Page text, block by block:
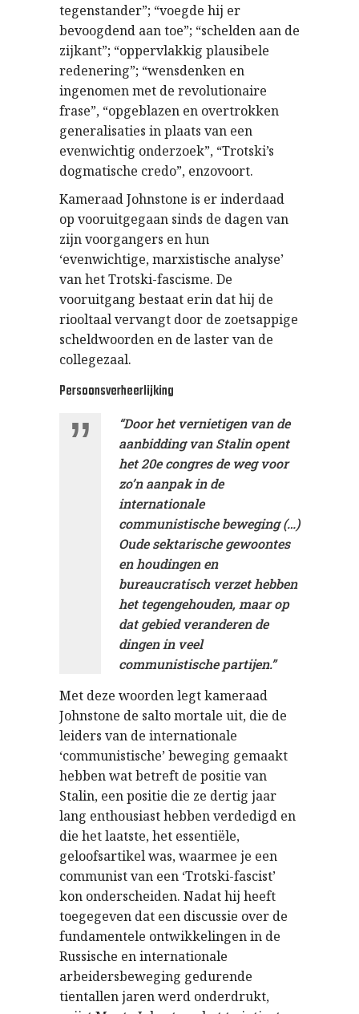
tegenstander”; “voegde hij er
bevoogdend aan toe”; “schelden aan de
zijkant”; “oppervlakkig plausibele
redenering”; “wensdenken en
ingenomen met de revolutionaire
frase”, “opgeblazen en overtrokken
generalisaties in plaats van een
evenwichtig onderzoek”, “Trotski’s
dogmatische credo”, enzovoort.
Kameraad Johnstone is er inderdaad
op vooruitgegaan sinds de dagen van
zijn voorgangers en hun
‘evenwichtige, marxistische analyse’
van het Trotski-fascisme. De
vooruitgang bestaat erin dat hij de
riooltaal vervangt door de zoetsappige
scheldwoorden en de laster van de
collegezaal.
Persoonsverheerlijking
“Door het vernietigen van de
aanbidding van Stalin opent
het 20e congres de weg voor
zo’n aanpak in de
internationale
communistische beweging (…)
Oude sektarische gewoontes
en houdingen en
bureaucratisch verzet hebben
het tegengehouden, maar op
dat gebied veranderen de
dingen in veel
communistische partijen.”
Met deze woorden legt kameraad
Johnstone de salto mortale uit, die de
leiders van de internationale
‘communistische’ beweging gemaakt
hebben wat betreft de positie van
Stalin, een positie die ze dertig jaar
lang enthousiast hebben verdedigd en
die het laatste, het essentiële,
geloofsartikel was, waarmee je een
communist van een ‘Trotski-fascist’
kon onderscheiden. Nadat hij heeft
toegegeven dat een discussie over de
fundamentele ontwikkelingen in de
Russische en internationale
arbeidersbeweging gedurende
tientallen jaren werd onderdrukt,